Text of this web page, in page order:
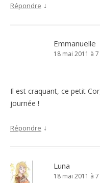
Répondre ↓
Emmanuelle
18 mai 2011 à
Il est craquant, ce petit
journée !
Répondre ↓
Luna
18 mai 2011 à